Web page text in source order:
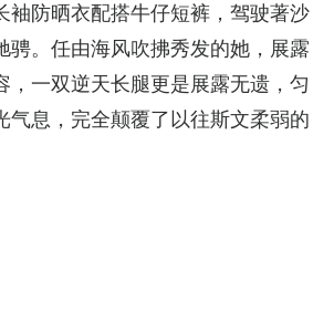
袖防晒衣配搭牛仔短裤，驾驶著沙
骋。任由海风吹拂秀发的她，展露
，一双逆天长腿更是展露无遗，匀
气息，完全颠覆了以往斯文柔弱的